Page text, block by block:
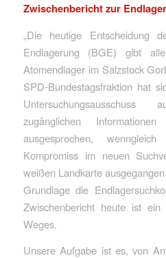
Zwischenbericht zur
„Die heutige Entscheidung
Endlagerung (BGE) gibt
Atomendlager im Salzstock
SPD-Bundestagsfraktion hat
zugänglichen
ausgesprochen,
Kompromiss im neuen
weißen Landkarte
Grundlage die
Zwischenbericht heute ist
Weges.
Unsere Aufgabe ist es, von